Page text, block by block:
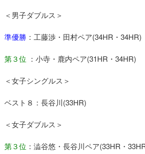
＜男子ダブルス＞
準優勝 ：工藤渉・田村ペア(34HR・34HR)
第３位 ：小寺・鹿内ペア(31HR・34HR)
＜女子シングルス＞
ベスト８：長谷川(33HR)
＜女子ダブルス＞
第３位 ：澁谷悠・長谷川ペア(33HR・